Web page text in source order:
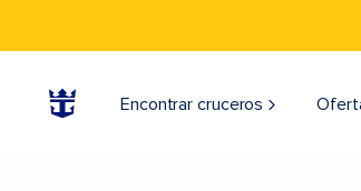
Encontrar cruceros